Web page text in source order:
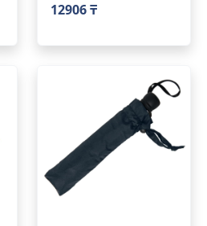
12906 ₸